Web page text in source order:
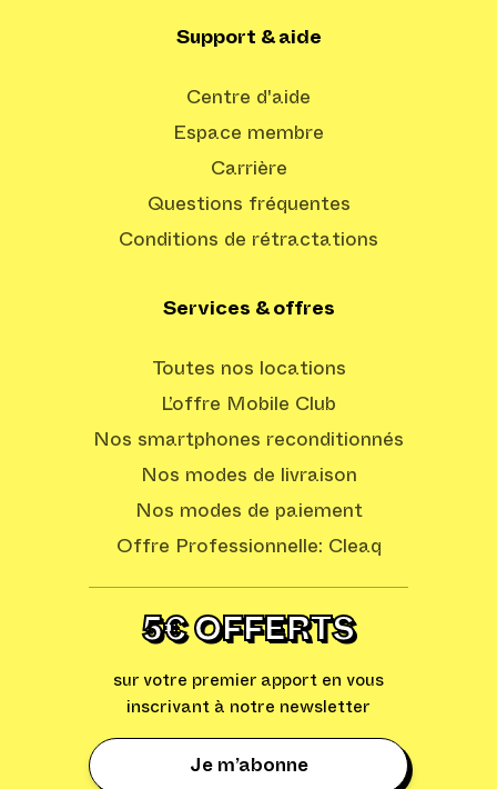
Support & aide
Centre d'aide
Espace membre
Carrière
Questions fréquentes
Conditions de rétractations
Services & offres
Toutes nos locations
L’offre Mobile Club
Nos smartphones reconditionnés
Nos modes de livraison
Nos modes de paiement
Offre Professionnelle: Cleaq
5€ OFFERTS
sur votre premier apport en vous
inscrivant à notre newsletter
Je m’abonne